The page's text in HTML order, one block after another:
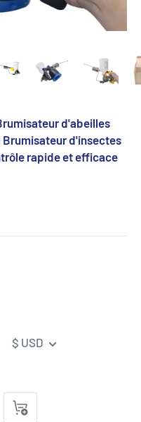
d'abeilles
Brumisateur d'insectes
rapide et efficace
$ USD